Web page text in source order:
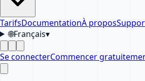
TarifsDocumentationÀ propos
🌐Français▾
Se connecterCommencer